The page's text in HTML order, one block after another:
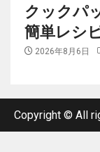
クックパ
簡単レシ
2026年8月6日
Copyright © All